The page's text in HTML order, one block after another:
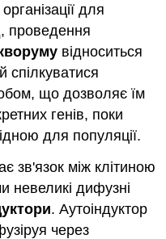
для
проведення
відноситься
спілкуватися
що дозволяє їм
генів, поки
для популяції.
зв'язок між клітиною
невеликі дифузні
. Аутоіндуктор
через